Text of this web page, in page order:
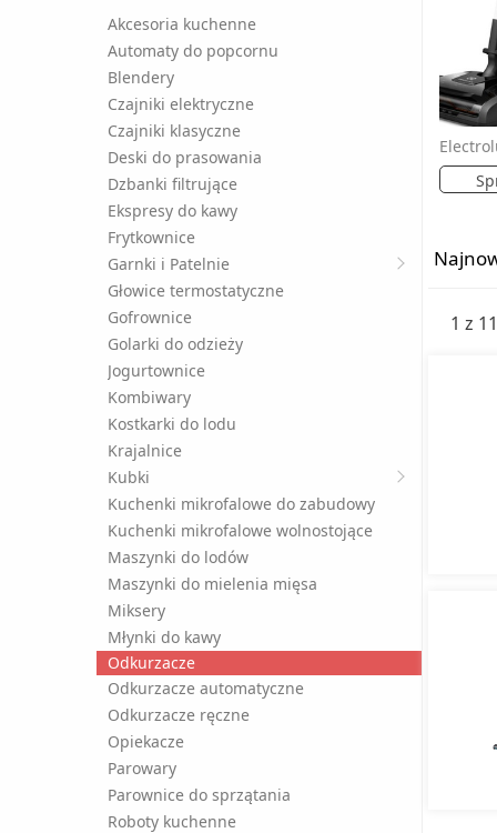
Akcesoria kuchenne
Automaty do popcornu
Blendery
Czajniki elektryczne
Czajniki klasyczne
Deski do prasowania
Dzbanki filtrujące
Ekspresy do kawy
Frytkownice
Garnki i Patelnie
Głowice termostatyczne
Gofrownice
Golarki do odzieży
Jogurtownice
Kombiwary
Kostkarki do lodu
Krajalnice
Kubki
Kuchenki mikrofalowe do zabudowy
Kuchenki mikrofalowe wolnostojące
Maszynki do lodów
Maszynki do mielenia mięsa
Miksery
Młynki do kawy
Odkurzacze
Odkurzacze automatyczne
Odkurzacze ręczne
Opiekacze
Parowary
Parownice do sprzątania
Roboty kuchenne
1 z